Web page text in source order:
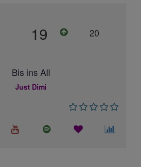
19 20
Bis ins All
Just Dimi